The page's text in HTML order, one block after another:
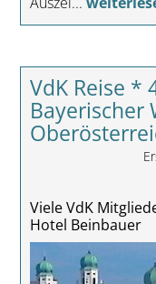
VdK Reise *
Bayerischer
Viele VdK
Hotel Beinbauer